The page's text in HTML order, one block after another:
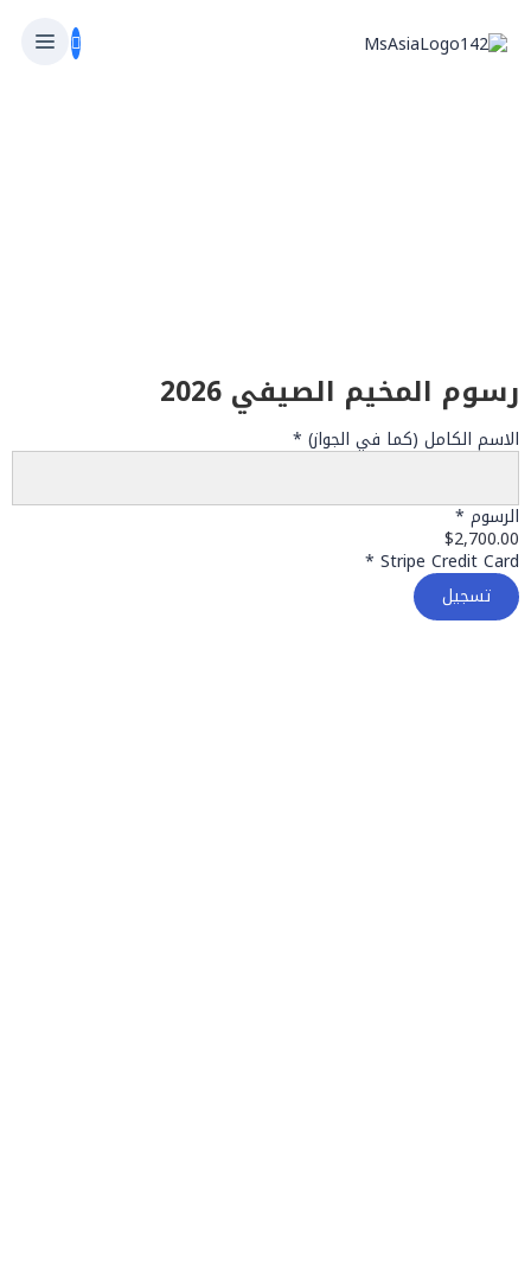
Card
رسوم المخيم الصيفي 2026
الاسم الكامل (كما في الجواز) *
الرسوم*
$2,700.00
Stripe Credit Card
*
تسجيل